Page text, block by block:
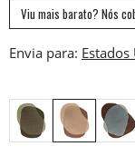
Viu mais barato? Nós
Envia para: